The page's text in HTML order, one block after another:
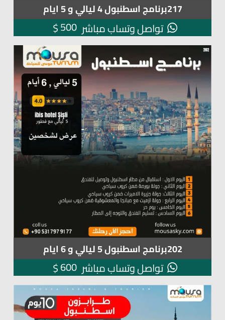
217برنامج اسطنبول 4 ليالي و 5 ايام
تواصل وتساب مباشر $500
202برنامج اسطنبول 5 ليالي و 6 ايام
تواصل وتساب مباشر $600